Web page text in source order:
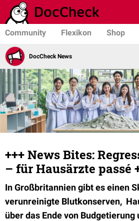
Community Flexikon Shop
DocCheck News
+++ News Bites:
– für Hausärzte passé
In Großbritannien gibt es einen
verunreinigte Blutkonserven,
über das Ende von Budgetierung